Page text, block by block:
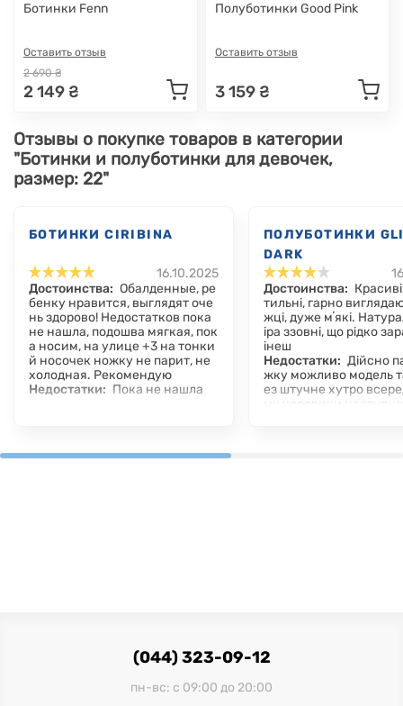
Ботинки Fenn
Оставить отзыв
2 690 ₴
2 149 ₴
Полуботинки Good Pink
Оставить отзыв
3 159 ₴
Отзывы о покупке товаров в категории
"Ботинки и полуботинки для девочек,
размер: 22"
БОТИНКИ CIRIBINA
16.10.2025
Достоинства: Обалденные, ре
бенку нравится, выглядят оче
нь здорово! Недостатков пока
не нашла, подошва мягкая, пок
а носим, на улице +3 на тонки
й носочек ножку не парит, не
холодная. Рекомендую
Недостатки: Пока не нашла
ПОЛУБОТИНКИ
DARK
Достоинства:
тильні, гарно
жці, дуже мʼякі.
іра ззовні, що рідко
інеш
Недостатки: Дійсно
жку можливо модель
ез штучне хутро
(044) 323-09-12
пн-вс: с 09:00 до 20:00